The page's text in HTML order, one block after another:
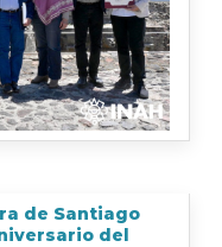
de Santiago
del